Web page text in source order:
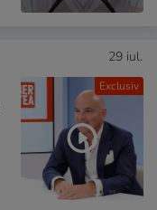
Exclusiv
29 iul.